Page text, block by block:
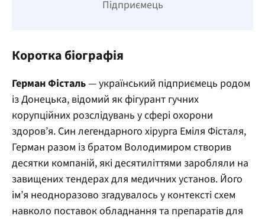
Підприємець
Коротка біографія
Герман Фісталь— український підприємець родом
із Донецька, відомий як фігурант гучних
корупційних розслідувань у сфері охорони
здоров’я. Син легендарного хірурга Еміля Фісталя,
Герман разом із братом Володимиром створив
десятки компаній, які десятиліттями заробляли на
завищених тендерах для медичних установ. Його
ім’я неодноразово згадувалось у контексті схем
навколо поставок обладнання та препаратів для